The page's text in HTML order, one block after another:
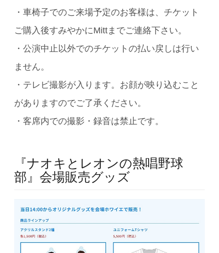
・車椅子でのご来場予定のお客様は、チケット
ご購入後すみやかにMittまでご連絡下さい。
・公演中止以外でのチケットの払い戻しは行い
ません。
・テレビ撮影が入ります。お顔が映り込むこと
がありますのでご了承ください。
・客席内での撮影・録音は禁止です。
『ナオキとレオンの熱唱野球
部』会場販売グッズ